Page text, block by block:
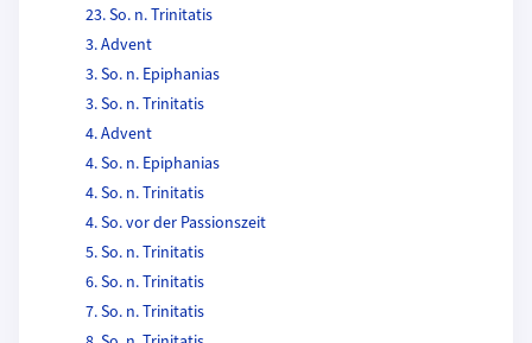
23. So. n. Trinitatis
3. Advent
3. So. n. Epiphanias
3. So. n. Trinitatis
4. Advent
4. So. n. Epiphanias
4. So. n. Trinitatis
4. So. vor der Passionszeit
5. So. n. Trinitatis
6. So. n. Trinitatis
7. So. n. Trinitatis